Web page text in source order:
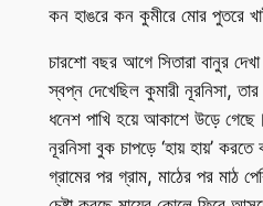
কন হাঙরে কন কুমীরে মোর পুতরে
চারশো বছর আগে সিতারা বানুর
স্বপ্ন দেখেছিল কুমারী নূরনিসা,
ধনেশ পাখি হয়ে আকাশে উড়ে
নূরনিসা বুক চাপড়ে ‘হায় হায়’
গ্রামের পর গ্রাম, মাঠের পর মাঠ